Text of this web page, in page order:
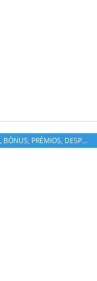
, BÓNUS, PRÉMIOS, DESPORTIVAS